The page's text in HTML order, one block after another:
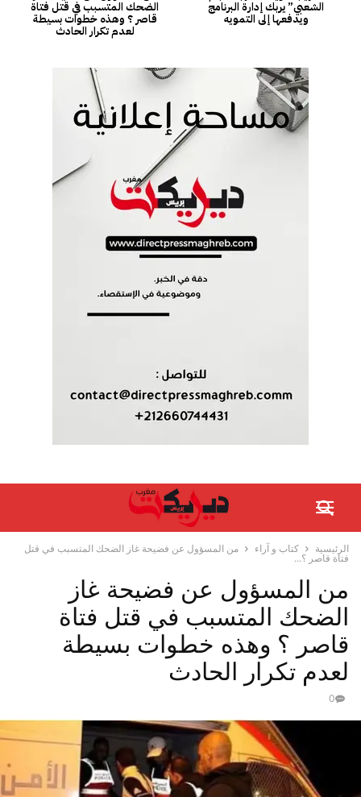
الضحك المتسبب في قتل فتاة
قاصر ؟ وهذه خطوات بسيطة
لعدم تكرار الحادث
الشعبي” يربك إدارة البرنامج
ويدفعها إلى التمويه